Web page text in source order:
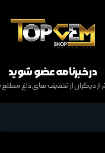
در خبرنامه عضو شوید
از دیگران از تخفیف های داغ